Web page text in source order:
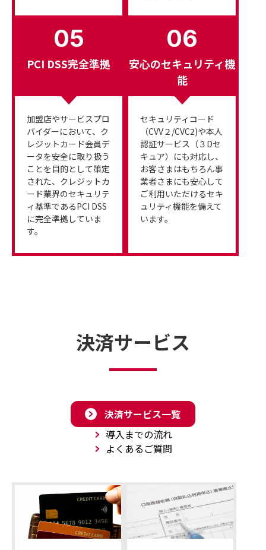
05
PCI DSS完全準拠
加盟店やサービスプロ
バイダーにおいて、ク
レジットカード会員デ
ータを安全に取り扱う
ことを目的として策定
された、クレジットカ
ード業界のセキュリテ
ィ基準であるPCI DSS
に完全準拠していま
す。
06
安心のセキュリティ機
能
セキュリティコード
（CVV２/CVC2)や本人
認証サービス（３Dセ
キュア）にも対応し、
お客さまはもちろん事
業者さまにも安心して
ご利用いただけるセキ
ュリティ機能を備えて
います。
決済サービス
決済サービス一覧
導入までの流れ
よくあるご質問